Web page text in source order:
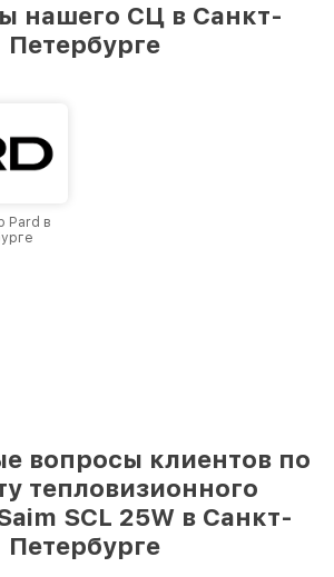
нашего СЦ в Санкт-
Петербурге
Pard в
вопросы клиентов по
тепловизионного
SCL 25W в Санкт-
Петербурге